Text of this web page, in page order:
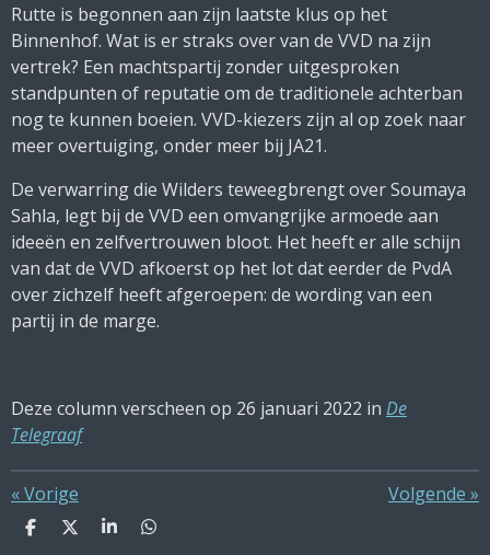
Rutte is begonnen aan zijn laatste klus op het
Binnenhof. Wat is er straks over van de VVD na zijn
vertrek? Een machtspartij zonder uitgesproken
standpunten of reputatie om de traditionele achterban
nog te kunnen boeien. VVD-kiezers zijn al op zoek naar
meer overtuiging, onder meer bij JA21.
De verwarring die Wilders teweegbrengt over Soumaya
Sahla, legt bij de VVD een omvangrijke armoede aan
ideeën en zelfvertrouwen bloot. Het heeft er alle schijn
van dat de VVD afkoerst op het lot dat eerder de PvdA
over zichzelf heeft afgeroepen: de wording van een
partij in de marge.
Deze column verscheen op 26 januari 2022 in De
Telegraaf
«Vorige Volgende »
D
D
S
D